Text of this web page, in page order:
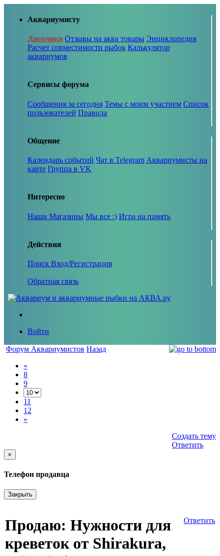
Аквариумисту
Дневники Отзывы на аква товары Энциклопедия
Расчет совместимости рыбок Калькулятор
аквариумов
Сервисы форума
Сообщения за сегодня Темы с моим участием Список
пользователей Правила
Общение
Календарь событий Чат в Telegram Аквариумисты на
карте Группа в VK
Интересно
Наши Магазины Мы все :) Игра на память
Действия
Поиск Вход/Регистрация
Обратная связь
Войти
Форум Аквариумистов Назад
«
8
9
11
12
»
Создать тему
Ответить
×
Телефон продавца
Закрыть
Ответить
Продаю: Нужности для
креветок от Shirakura,